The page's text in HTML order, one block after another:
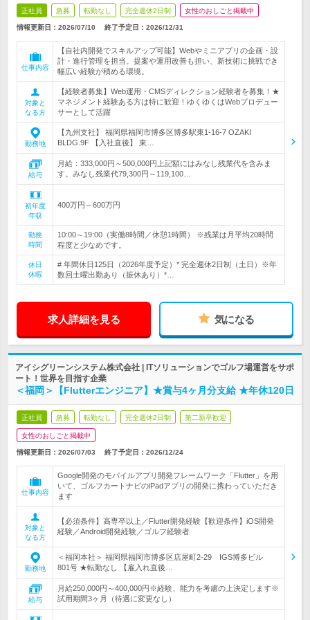
正社員 急募 転勤なし 完全週休2日制 女性のおしごと掲載中
情報更新日：2026/07/10 終了予定日： 2026/12/31
仕事内容
【自社内開発でスキルアップ可能】Webやミニアプリの企画・設
計・進行管理を担当。提案や運用改善も担い、新技術に挑戦でき
幅広い経験が積める環境。
対象と
なる方
【経験者募集】Web運用・CMSディレクション経験者を募集！★
マネジメント経験ある方は特に歓迎！ゆくゆくはWebプロデュー
サーとして活躍
勤務地
【九州支社】 福岡県福岡市博多区博多駅東1-16-7 OZAKI
BLDG.9F 【入社直後】 東…
給与
月給：333,000円～500,000円上記額にはみなし残業代を含みま
す。みなし残業代79,300円～119,100…
初年度
年収
400万円～600万円
勤務
時間
10:00～19:00（実働8時間／休憩1時間） ※残業は月平均20時間
程度と少なめです。
休日
休暇
# 年間休日125日（2026年度予定）* 完全週休2日制（土日）※年
数回土曜出勤あり（振休あり）*…
求人詳細を見る 気になる
アイシグリーンシステム株式会社 | ITソリューションでゴルフ場運営をサポ
ート！世界を目指す企業
＜福岡＞【Flutterエンジニア】★賞与4ヶ月分支給 ★年休120日
正社員 急募 転勤なし 完全週休2日制 第二新卒歓迎
女性のおしごと掲載中
情報更新日：2026/07/03 終了予定日： 2026/12/24
仕事内容
Google開発のモバイルアプリ開発フレームワーク「Flutter」を用
いて、ゴルフカートナビのiPadアプリの開発に携わっていただき
ます
対象と
なる方
【必須条件】高専卒以上／Flutter開発経験【歓迎条件】iOS開発
経験／Android開発経験／ゴルフ経験者
勤務地
＜福岡本社＞ 福岡県福岡市博多区店屋町2-29 IGS博多ビル
801号 ★転勤なし 【雇入れ直後…
給与
月給250,000円～400,000円※経験、能力を考慮の上決定します※
試用期間3ヶ月（待遇に変更なし）